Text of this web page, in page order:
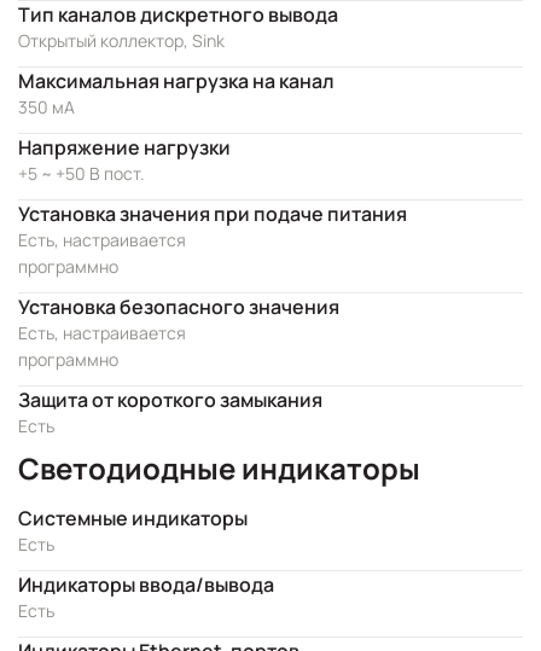
Тип каналов дискретного вывода
Открытый коллектор, Sink
Максимальная нагрузка на канал
350 мА
Напряжение нагрузки
+5 ~ +50 В пост.
Установка значения при подаче питания
Есть, настраивается
программно
Установка безопасного значения
Есть, настраивается
программно
Защита от короткого замыкания
Есть
Светодиодные индикаторы
Системные индикаторы
Есть
Индикаторы ввода/вывода
Есть